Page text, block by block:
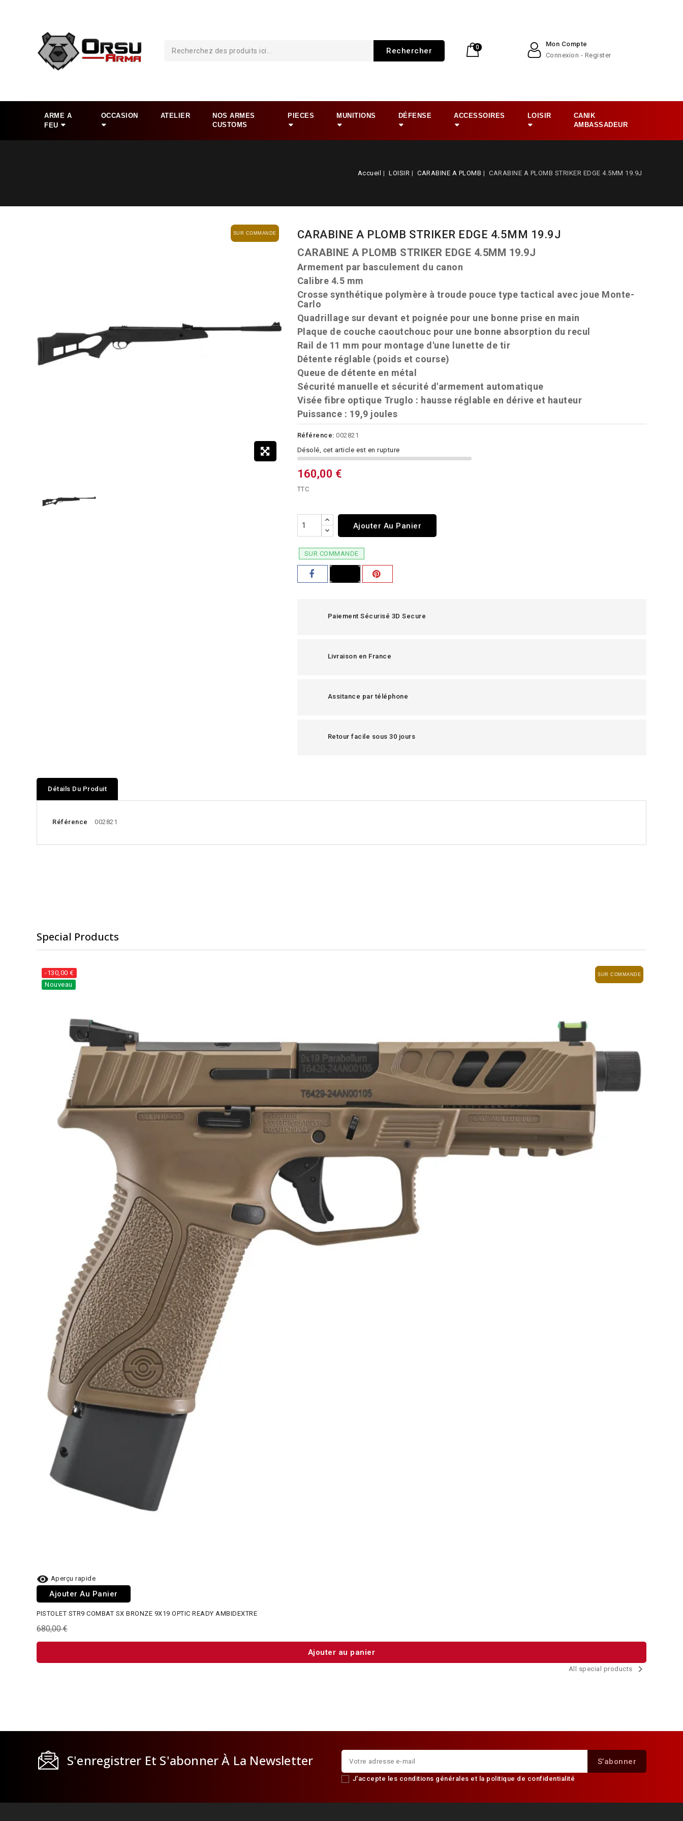
Rechercher 0
Mon Compte
Connexion - Register
ARME A
FEU
OCCASION ATELIER
NOS ARMES
CUSTOMS
PIECES MUNITIONS DÉFENSE ACCESSOIRES LOISIR
CANIK
AMBASSADEUR
Accueil LOISIR CARABINE A PLOMB CARABINE A PLOMB STRIKER EDGE 4.5MM 19.9J
SUR COMMANDE CARABINE A PLOMB STRIKER EDGE 4.5MM 19.9J
CARABINE A PLOMB STRIKER EDGE 4.5MM 19.9J
Armement par basculement du canon
Calibre 4.5 mm
Crosse synthétique polymère à troude pouce type tactical avec joue Monte-
Carlo
Quadrillage sur devant et poignée pour une bonne prise en main
Plaque de couche caoutchouc pour une bonne absorption du recul
Rail de 11 mm pour montage d'une lunette de tir
Détente réglable (poids et course)
Queue de détente en métal
Sécurité manuelle et sécurité d'armement automatique
Visée fibre optique Truglo : hausse réglable en dérive et hauteur
Puissance : 19,9 joules
Référence: 002821
Désolé, cet article est en rupture
160,00 €
TTC
Ajouter Au Panier
SUR COMMANDE
Paiement Sécurisé 3D Secure
Livraison en France
Assitance par téléphone
Retour facile sous 30 jours
Détails Du Produit
Référence 002821
Special Products
SUR COMMANDE
SUR COMMANDE
 Aperçu rapide
Ajouter Au Panier
-130,00 €
Nouveau
PISTOLET STR9 COMBAT SX BRONZE 9X19 OPTIC READY AMBIDEXTRE
680,00 €
Ajouter au panier
All special products 
S'enregistrer Et S'abonner À La Newsletter
J'accepte les conditions générales et la politique de confidentialité